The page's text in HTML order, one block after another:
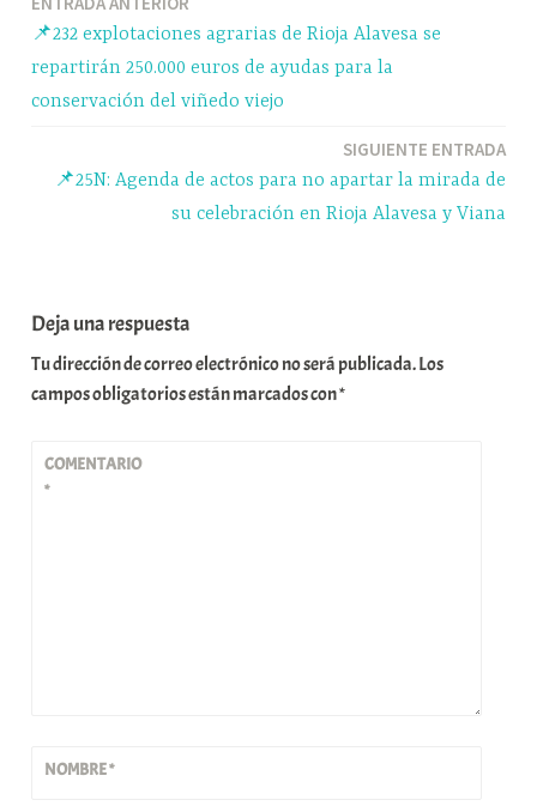
ppm rti
r
Navegación
entradas
📌232 explotaciones agrarias de Rioja Alavesa se
repartirán 250.000 euros de ayudas para la
conservación del viñedo viejo
SIGUIENTE ENTRADA
📌25N: Agenda de actos para no apartar la mirada de
su celebración en Rioja Alavesa y Viana
Deja una respuesta
Tu dirección de correo electrónico no será publicada.Los
campos obligatorios están marcados con*
COMENTARIO
*
NOMBRE*